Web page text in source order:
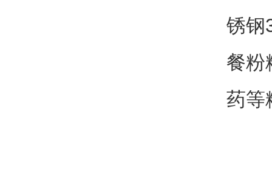
锈钢
餐粉
药等